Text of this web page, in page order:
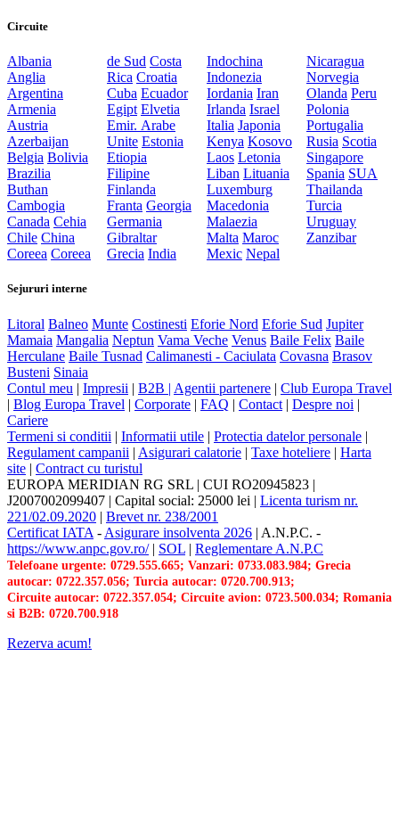
Circuite
Albania
Anglia
Argentina
Armenia
Austria
Azerbaijan
Belgia Bolivia
Brazilia
Buthan
Cambogia
Canada Cehia
Chile China
Coreea Coreea
de Sud Costa
Rica Croatia
Cuba Ecuador
Egipt Elvetia
Emir. Arabe
Unite Estonia
Etiopia
Filipine
Finlanda
Franta Georgia
Germania
Gibraltar
Grecia India
Indochina
Indonezia
Iordania Iran
Irlanda Israel
Italia Japonia
Kenya Kosovo
Laos Letonia
Liban Lituania
Luxemburg
Macedonia
Malaezia
Malta Maroc
Mexic Nepal
Nicaragua
Norvegia
Olanda Peru
Polonia
Portugalia
Rusia Scotia
Singapore
Spania SUA
Thailanda
Turcia
Uruguay
Zanzibar
Sejururi interne
Litoral Balneo Munte Costinesti Eforie Nord Eforie Sud Jupiter
Mamaia Mangalia Neptun Vama Veche Venus Baile Felix Baile
Herculane Baile Tusnad Calimanesti - Caciulata Covasna Brasov
Busteni Sinaia
Contul meu | Impresii | B2B | Agentii partenere | Club Europa Travel
| Blog Europa Travel | Corporate | FAQ | Contact | Despre noi |
Cariere
Termeni si conditii | Informatii utile | Protectia datelor personale |
Regulament campanii | Asigurari calatorie | Taxe hoteliere | Harta
site | Contract cu turistul
EUROPA MERIDIAN RG SRL | CUI RO20945823 |
J2007002099407 | Capital social: 25000 lei | Licenta turism nr.
221/02.09.2020 | Brevet nr. 238/2001
Certificat IATA - Asigurare insolventa 2026 | A.N.P.C. -
https://www.anpc.gov.ro/| SOL | Reglementare A.N.P.C
Telefoane urgente: 0729.555.665; Vanzari: 0733.083.984; Grecia
autocar: 0722.357.056; Turcia autocar: 0720.700.913;
Circuite autocar: 0722.357.054; Circuite avion: 0723.500.034; Romania
si B2B: 0720.700.918
Rezerva acum!